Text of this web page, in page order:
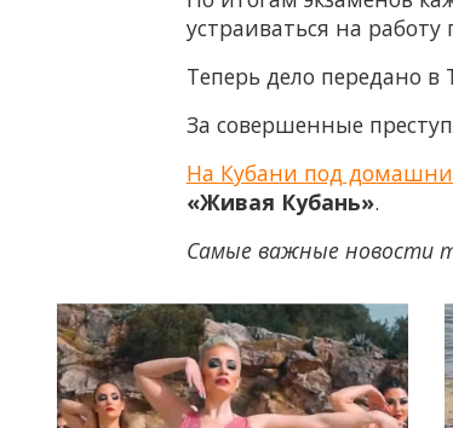
устраиваться на работу
Теперь дело передано
За совершенные
На Кубани под
«Живая Кубань».
Самые важные новости